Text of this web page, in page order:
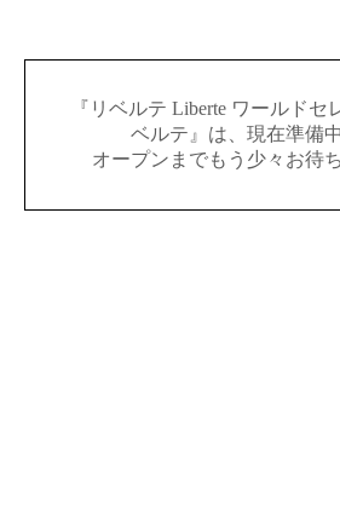
『リベルテ Liberte ワールドセ
ベルテ』は、現在準備中
オープンまでもう少々お待